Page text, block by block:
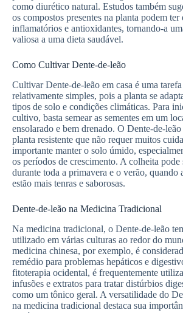
como diurético natural. Estudos também
os compostos presentes na planta podem ter
inflamatórios e antioxidantes, tornando-a
valiosa a uma dieta saudável.
Como Cultivar Dente-de-leão
Cultivar Dente-de-leão em casa é uma tarefa
relativamente simples, pois a planta se
tipos de solo e condições climáticas. Para
cultivo, basta semear as sementes em um
ensolarado e bem drenado. O Dente-de-leão
planta resistente que não requer muitos
importante manter o solo úmido,
os períodos de crescimento. A colheita pode
durante toda a primavera e o verão, quando
estão mais tenras e saborosas.
Dente-de-leão na Medicina Tradicional
Na medicina tradicional, o Dente-de-leão
utilizado em várias culturas ao redor do
medicina chinesa, por exemplo, é
remédio para problemas hepáticos e
fitoterapia ocidental, é frequentemente
infusões e extratos para tratar distúrbios
como um tônico geral. A versatilidade do
na medicina tradicional destaca sua